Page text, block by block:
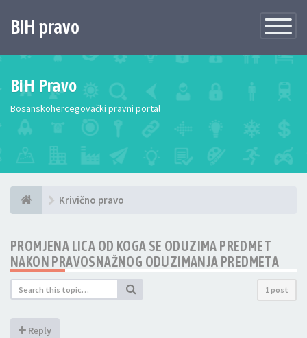
Toggle
BiH pravo
BiH Pravo
Bosanskohercegovački pravni portal
Krivično pravo
PROMJENA LICA OD KOGA SE ODUZIMA PREDMET
NAKON PRAVOSNAŽNOG ODUZIMANJA PREDMETA
1 post
Reply